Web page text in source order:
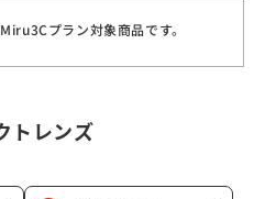
プラン対象商品です。
トレンズ